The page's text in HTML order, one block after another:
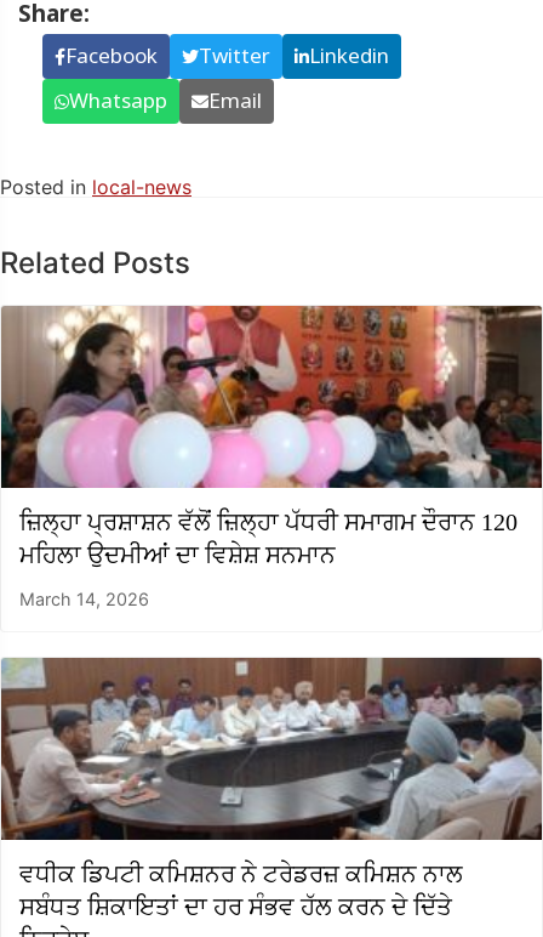
Share:
Facebook Twitter
Linkedin
Whatsapp
Email
Posted in local-news
Related Posts
ਜ਼ਿਲ੍ਹਾ ਪ੍ਰਸ਼ਾਸ਼ਨ ਵੱਲੋਂ ਜ਼ਿਲ੍ਹਾ ਪੱਧਰੀ ਸਮਾਗਮ ਦੌਰਾਨ 120
ਮਹਿਲਾ ਉਦਮੀਆਂ ਦਾ ਵਿਸ਼ੇਸ਼ ਸਨਮਾਨ
March 14, 2026
ਵਧੀਕ ਡਿਪਟੀ ਕਮਿਸ਼ਨਰ ਨੇ ਟਰੇਡਰਜ਼ ਕਮਿਸ਼ਨ ਨਾਲ
ਸਬੰਧਤ ਸ਼ਿਕਾਇਤਾਂ ਦਾ ਹਰ ਸੰਭਵ ਹੱਲ ਕਰਨ ਦੇ ਦਿੱਤੇ